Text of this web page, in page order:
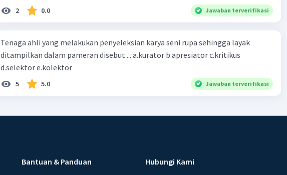
2 0.0 Jawaban terverifikasi
Tenaga ahli yang melakukan penyeleksian karya seni rupa sehingga layak
ditampilkan dalam pameran disebut ... a.kurator b.apresiator c.kritikus
d.selektor e.kolektor
5 5.0 Jawaban terverifikasi
Bantuan & Panduan Hubungi Kami